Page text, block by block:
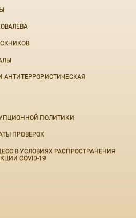
АНТИТЕРРОРИСТИЧЕСКАЯ
ПОЛИТИКИ
ПРОВЕРОК
В УСЛОВИЯХ РАСПРОСТРАНЕНИЯ
COVID-19